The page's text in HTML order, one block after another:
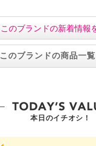
このブランドの新着情報
このブランドの商品一
本日のイチオシ！